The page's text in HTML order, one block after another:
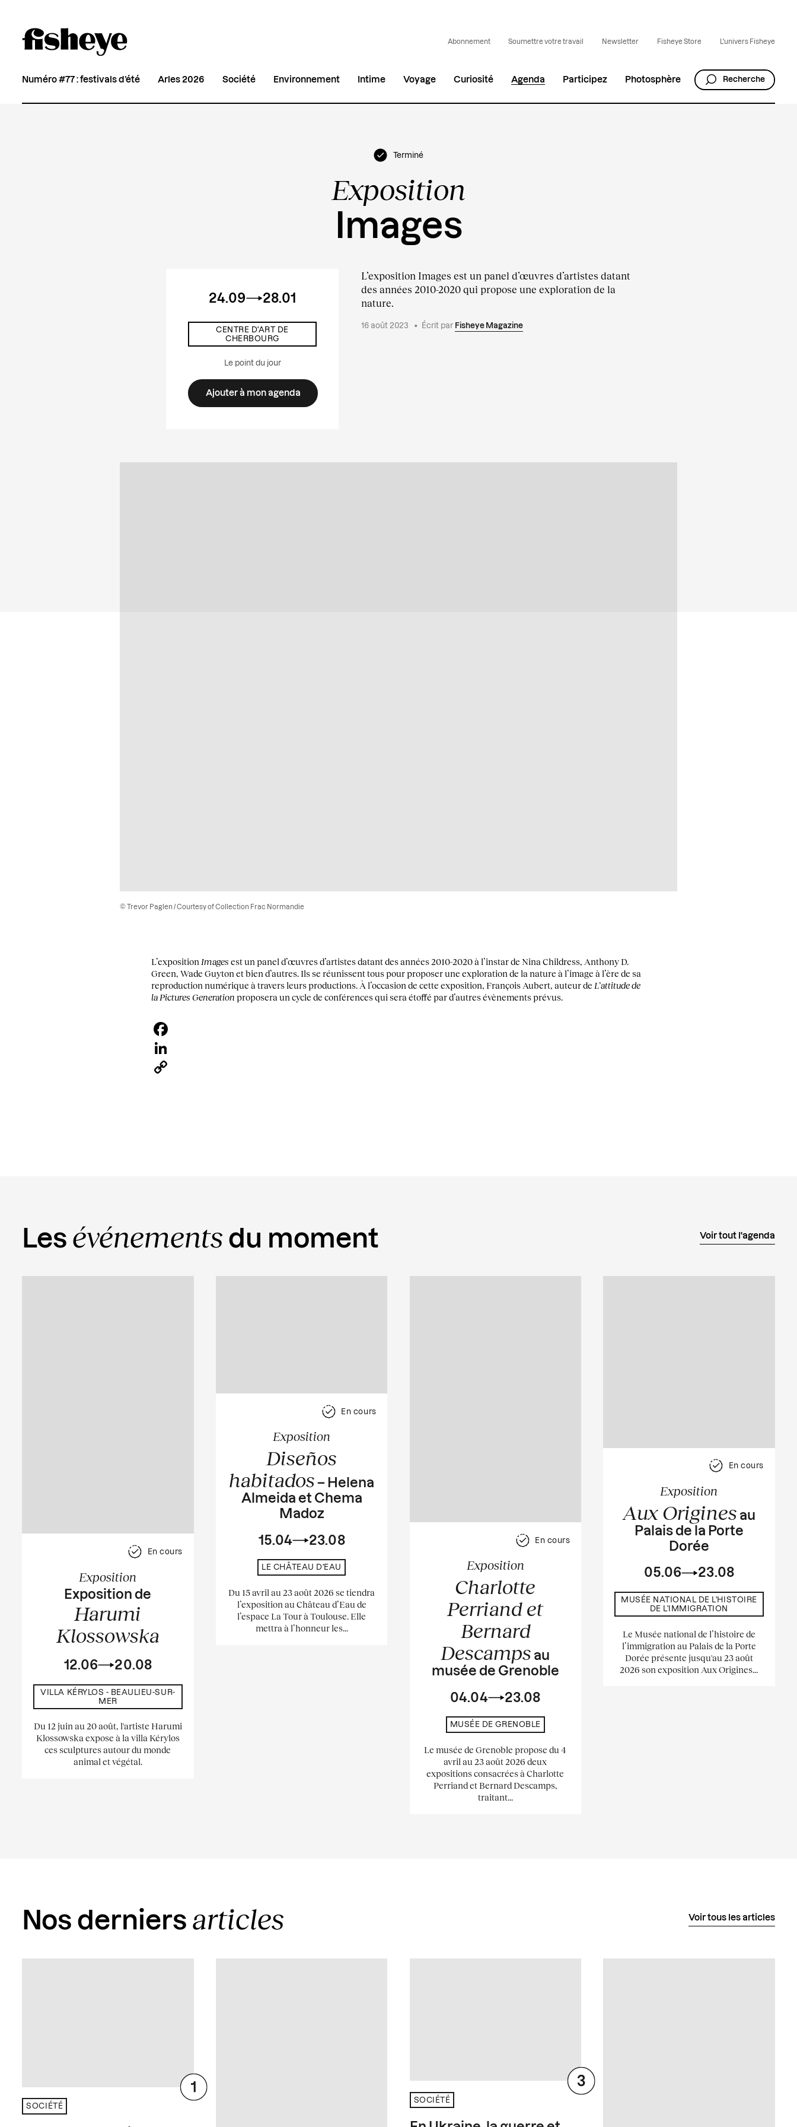
Abonnement Soumettre votre travail Newsletter Fisheye Store L'univers Fisheye
Numéro #77 : festivals d’été Arles 2026 Société Environnement Intime Voyage Curiosité Agenda Participez Photosphère Recherche
Terminé
Exposition
Images
24.09 28.01
CENTRE D'ART DE
CHERBOURG
Le point du jour
Ajouter à mon agenda
L’exposition Images est un panel d’œuvres d’artistes datant
des années 2010-2020 qui propose une exploration de la
nature.
16 août 2023 • Écrit par Fisheye Magazine
© Trevor Paglen / Courtesy of Collection Frac Normandie
L’exposition Images est un panel d’œuvres d’artistes datant des années 2010-2020 à l’instar de Nina Childress, Anthony D.
Green, Wade Guyton et bien d’autres. Ils se réunissent tous pour proposer une exploration de la nature à l’image à l’ère de sa
reproduction numérique à travers leurs productions. À l’occasion de cette exposition, François Aubert, auteur de L’attitude de
la Pictures Generation proposera un cycle de conférences qui sera étoffé par d’autres évènements prévus.
Facebook
LinkedIn
Les événements du moment Voir tout l'agenda
En cours
Exposition
Exposition de
Harumi
Klossowska
12.06 20.08
VILLA KÉRYLOS - BEAULIEU-SUR-
MER
Du 12 juin au 20 août, l'artiste Harumi
Klossowska expose à la villa Kérylos
ces sculptures autour du monde
animal et végétal.
En cours
Exposition
Diseños
habitados – Helena
Almeida et Chema
Madoz
15.04 23.08
LE CHÂTEAU D'EAU
Du 15 avril au 23 août 2026 se tiendra
l’exposition au Château d’Eau de
l’espace La Tour à Toulouse. Elle
mettra à l’honneur les...
En cours
Exposition
Charlotte
Perriand et
Bernard
Descamps au
musée de Grenoble
04.04 23.08
MUSÉE DE GRENOBLE
Le musée de Grenoble propose du 4
avril au 23 août 2026 deux
expositions consacrées à Charlotte
Perriand et Bernard Descamps,
traitant...
En cours
Exposition
Aux Origines au
Palais de la Porte
Dorée
05.06 23.08
MUSÉE NATIONAL DE L'HISTOIRE
DE L'IMMIGRATION
Le Musée national de l’histoire de
l’immigration au Palais de la Porte
Dorée présente jusqu'au 23 août
2026 son exposition Aux Origines...
Nos derniers articles Voir tous les articles
SOCIÉTÉ
SOCIÉTÉ